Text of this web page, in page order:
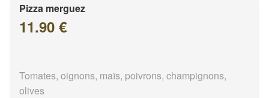
Pizza merguez
11.90 €
Tomates, oignons, maïs, poivrons, champignons,
olives